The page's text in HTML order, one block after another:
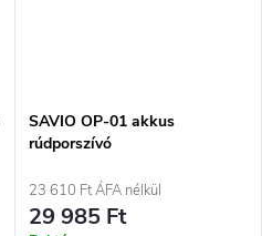
SAVIO OP-01 akkus
rúdporszívó
23 610 Ft ÁFA nélkül
29 985 Ft